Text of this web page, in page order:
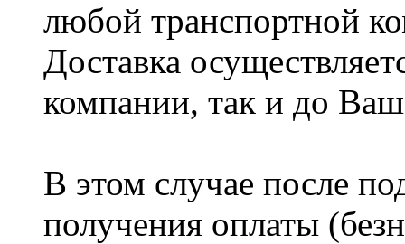
любой транспортной
Доставка
компании, так и до
В этом случае после
получения оплаты